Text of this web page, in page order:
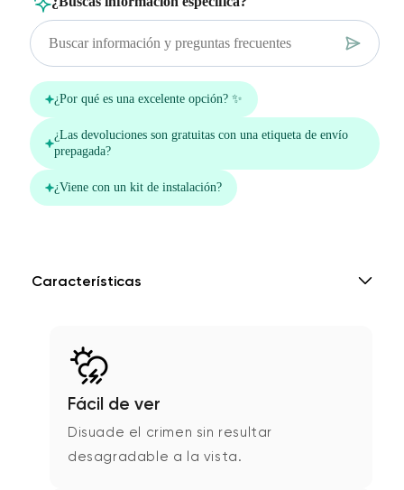
Características
Fácil de ver
Disuade el crimen sin resultar
desagradable a la vista.